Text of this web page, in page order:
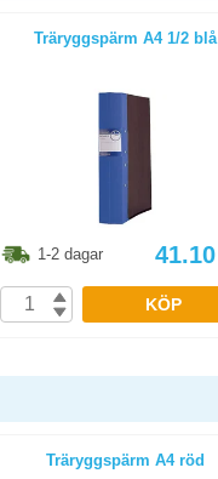
Träryggspärm A4 1/2 blå
1-2 dagar 41.10
KÖP
Träryggspärm A4 röd